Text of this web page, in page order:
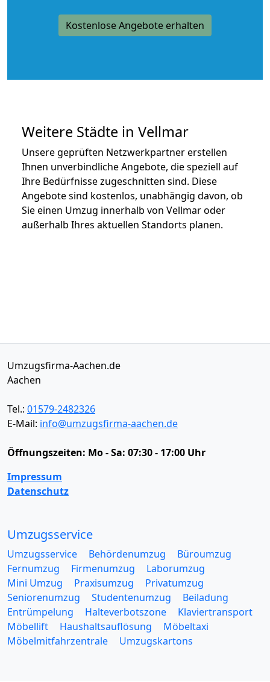
Kostenlose Angebote erhalten
Weitere Städte in Vellmar
Unsere geprüften Netzwerkpartner erstellen
Ihnen unverbindliche Angebote, die speziell auf
Ihre Bedürfnisse zugeschnitten sind. Diese
Angebote sind kostenlos, unabhängig davon, ob
Sie einen Umzug innerhalb von Vellmar oder
außerhalb Ihres aktuellen Standorts planen.
Umzugsfirma-Aachen.de
Aachen
Tel.: 01579-2482326
E-Mail: info@umzugsfirma-aachen.de
Öffnungszeiten: Mo - Sa: 07:30 - 17:00 Uhr
Impressum
Datenschutz
Umzugsservice
Umzugsservice Behördenumzug
Büroumzug
Fernumzug
Firmenumzug
Laborumzug
Mini Umzug
Praxisumzug
Privatumzug
Seniorenumzug
Studentenumzug
Beiladung
Entrümpelung
Halteverbotszone
Klaviertransport
Möbellift
Haushaltsauflösung
Möbeltaxi
Möbelmitfahrzentrale
Umzugskartons